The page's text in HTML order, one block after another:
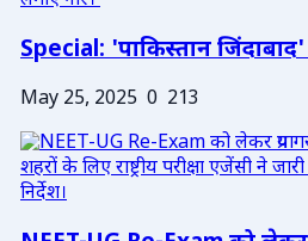
Special: 'पाकिस्तान
May 25, 2025 0 213